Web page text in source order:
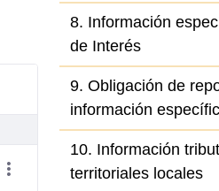
Acciones del elemento
8. Información
de Interés
9. Obligación de
información
10. Información
territoriales locales